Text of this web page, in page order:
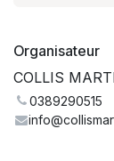
Organisateur
COLLIS
0389290515